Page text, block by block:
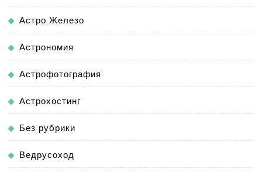
Астро Железо
Астрономия
Астрофотография
Астрохостинг
Без рубрики
Ведрусоход